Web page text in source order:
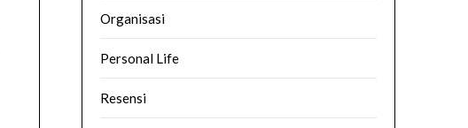
Organisasi
Personal Life
Resensi